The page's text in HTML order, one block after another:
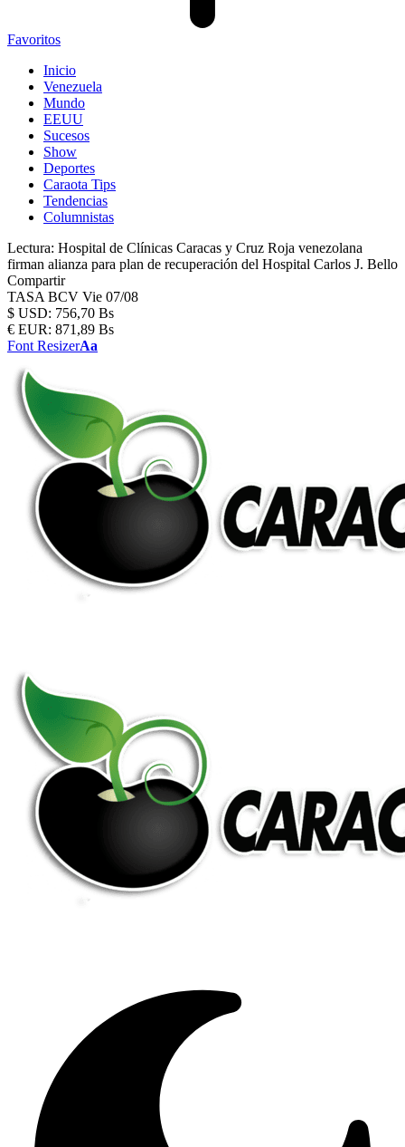
Favoritos
Inicio
Venezuela
Mundo
EEUU
Sucesos
Show
Deportes
Caraota Tips
Tendencias
Columnistas
Lectura: Hospital de Clínicas Caracas y Cruz Roja venezolana
firman alianza para plan de recuperación del Hospital Carlos J. Bello
Compartir
TASA BCV Vie 07/08
$ USD: 756,70 Bs
€ EUR: 871,89 Bs
Font ResizerAa